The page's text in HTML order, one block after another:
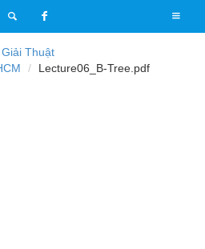
T
o
Thuật
Lecture06_B-Tree.pdf